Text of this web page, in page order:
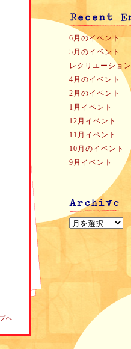
へ
6月のイベント
5月のイベント
レクリエーション
4月のイベント
2月のイベント
1月イベント
12月イベント
11月イベント
10月のイベント
9月イベント